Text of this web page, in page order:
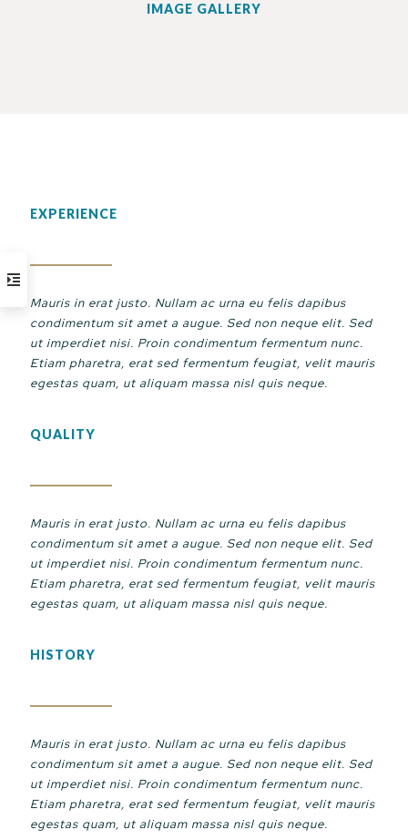
IMAGE GALLERY
EXPERIENCE
Mauris in erat justo. Nullam ac urna eu felis dapibus
condimentum sit amet a augue. Sed non neque elit. Sed
ut imperdiet nisi. Proin condimentum fermentum nunc.
Etiam pharetra, erat sed fermentum feugiat, velit mauris
egestas quam, ut aliquam massa nisl quis neque.
QUALITY
Mauris in erat justo. Nullam ac urna eu felis dapibus
condimentum sit amet a augue. Sed non neque elit. Sed
ut imperdiet nisi. Proin condimentum fermentum nunc.
Etiam pharetra, erat sed fermentum feugiat, velit mauris
egestas quam, ut aliquam massa nisl quis neque.
HISTORY
Mauris in erat justo. Nullam ac urna eu felis dapibus
condimentum sit amet a augue. Sed non neque elit. Sed
ut imperdiet nisi. Proin condimentum fermentum nunc.
Etiam pharetra, erat sed fermentum feugiat, velit mauris
egestas quam, ut aliquam massa nisl quis neque.